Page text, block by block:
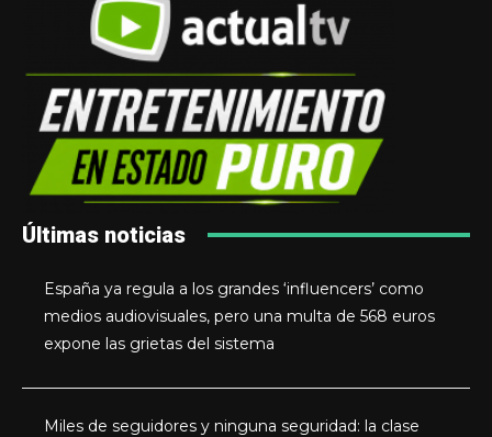
Últimas noticias
España ya regula a los grandes ‘influencers’ como
medios audiovisuales, pero una multa de 568 euros
expone las grietas del sistema
Miles de seguidores y ninguna seguridad: la clase